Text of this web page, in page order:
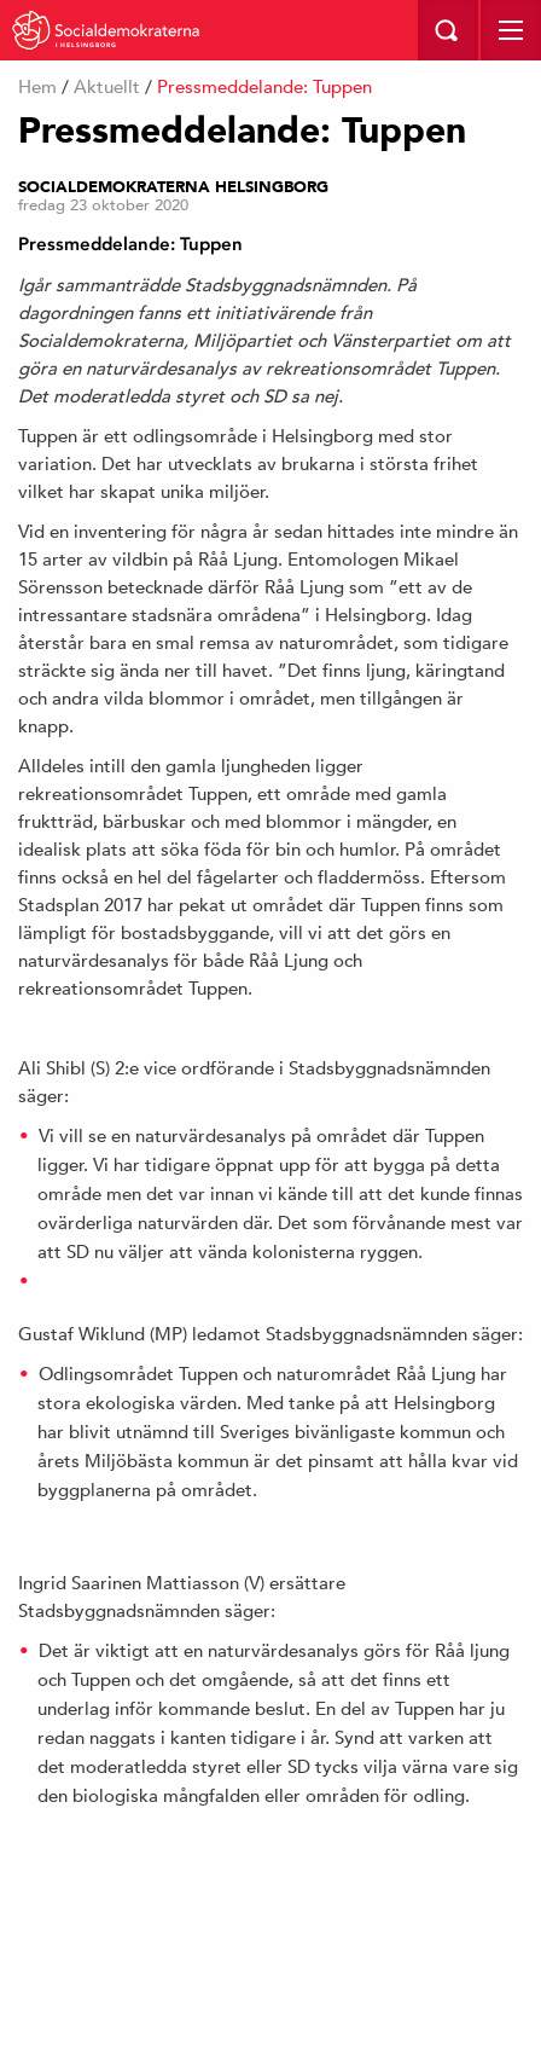
I HELSINGBORG
Hem / Aktuellt / Pressmeddelande: Tuppen
Pressmeddelande: Tuppen
SOCIALDEMOKRATERNA HELSINGBORG
fredag 23 oktober 2020
Pressmeddelande: Tuppen
Igår sammanträdde Stadsbyggnadsnämnden. På
dagordningen fanns ett initiativärende från
Socialdemokraterna, Miljöpartiet och Vänsterpartiet om att
göra en naturvärdesanalys av rekreationsområdet Tuppen.
Det moderatledda styret och SD sa nej.
Tuppen är ett odlingsområde i Helsingborg med stor
variation. Det har utvecklats av brukarna i största frihet
vilket har skapat unika miljöer.
Vid en inventering för några år sedan hittades inte mindre än
15 arter av vildbin på Råå Ljung. Entomologen Mikael
Sörensson betecknade därför Råå Ljung som ”ett av de
intressantare stadsnära områdena” i Helsingborg. Idag
återstår bara en smal remsa av naturområdet, som tidigare
sträckte sig ända ner till havet. ”Det finns ljung, käringtand
och andra vilda blommor i området, men tillgången är
knapp.
Alldeles intill den gamla ljungheden ligger
rekreationsområdet Tuppen, ett område med gamla
fruktträd, bärbuskar och med blommor i mängder, en
idealisk plats att söka föda för bin och humlor. På området
finns också en hel del fågelarter och fladdermöss. Eftersom
Stadsplan 2017 har pekat ut området där Tuppen finns som
lämpligt för bostadsbyggande, vill vi att det görs en
naturvärdesanalys för både Råå Ljung och
rekreationsområdet Tuppen.
Ali Shibl (S) 2:e vice ordförande i Stadsbyggnadsnämnden
säger:
Vi vill se en naturvärdesanalys på området där Tuppen
ligger. Vi har tidigare öppnat upp för att bygga på detta
område men det var innan vi kände till att det kunde finnas
ovärderliga naturvärden där. Det som förvånande mest var
att SD nu väljer att vända kolonisterna ryggen.
Gustaf Wiklund (MP) ledamot Stadsbyggnadsnämnden säger:
Odlingsområdet Tuppen och naturområdet Råå Ljung har
stora ekologiska värden. Med tanke på att Helsingborg
har blivit utnämnd till Sveriges bivänligaste kommun och
årets Miljöbästa kommun är det pinsamt att hålla kvar vid
byggplanerna på området.
Ingrid Saarinen Mattiasson (V) ersättare
Stadsbyggnadsnämnden säger:
Det är viktigt att en naturvärdesanalys görs för Råå ljung
och Tuppen och det omgående, så att det finns ett
underlag inför kommande beslut. En del av Tuppen har ju
redan naggats i kanten tidigare i år. Synd att varken att
det moderatledda styret eller SD tycks vilja värna vare sig
den biologiska mångfalden eller områden för odling.